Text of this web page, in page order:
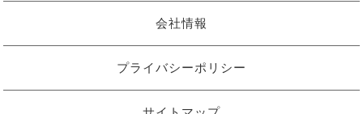
会社情報
プライバシーポリシー